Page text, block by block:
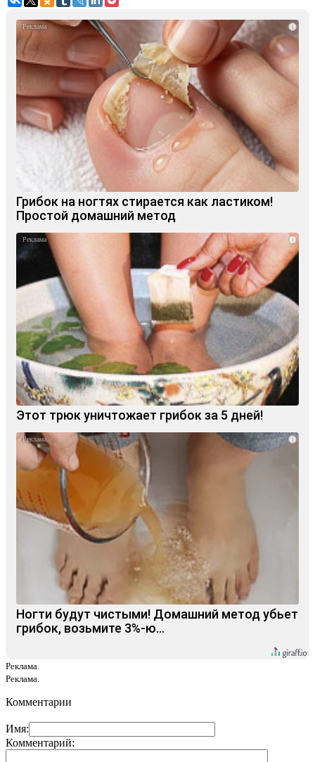
i
Грибок на ногтях стирается как ластиком!
Простой домашний метод
i
Этот трюк уничтожает грибок за 5 дней!
i
Ногти будут чистыми! Домашний метод убьет
грибок, возьмите 3%-ю…
Реклама.
Реклама.
Комментарии
Имя:
Комментарий: